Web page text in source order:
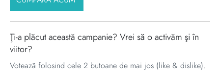
Ţi-a plăcut această campanie? Vrei să o activăm şi în
viitor?
Votează folosind cele 2 butoane de mai jos (like & dislike).